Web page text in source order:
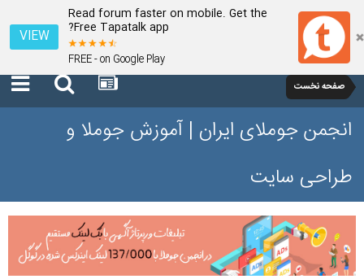
Read forum faster on mobile. Get the
Free Tapatalk app?
FREE - on Google Play
VIEW
صفحه نخست
انجمن جوملای ایران | آموزش جوملا و
طراحی سایت